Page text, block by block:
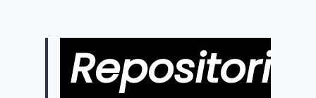
Repositori